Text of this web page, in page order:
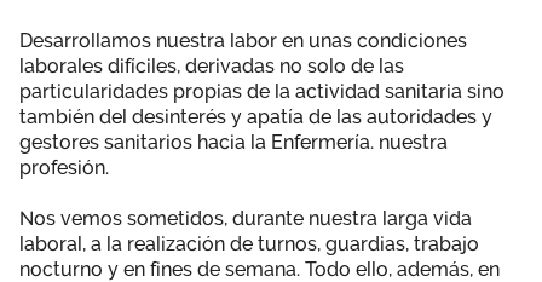
Notas de prensa
Hemeroteca Área privada
Únete
Desarrollamos nuestra labor en unas condiciones
laborales difíciles, derivadas no solo de las
particularidades propias de la actividad sanitaria sino
también del desinterés y apatía de las autoridades y
gestores sanitarios hacia la Enfermería. nuestra
profesión.
Nos vemos sometidos, durante nuestra larga vida
laboral, a la realización de turnos, guardias, trabajo
nocturno y en fines de semana. Todo ello, además, en